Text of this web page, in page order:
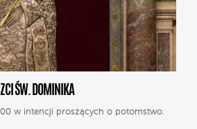
ŚW. DOMINIKA
w intencji proszących o potomstwo.